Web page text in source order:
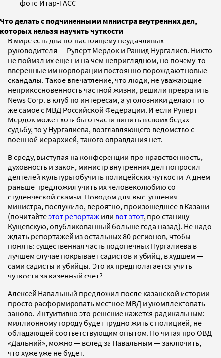
фото Итар-ТАСС
Что делать с подчиненными министра внутренних дел,
которых нельзя научить чуткости
В мире есть два по-настоящему неудачливых
руководителя — Руперт Мердок и Рашид Нургалиев. Никто
не поймал их еще ни на чем неприглядном, но почему-то
вверенные им корпорации постоянно порождают новые
скандалы. Такое впечатление, что люди, не уважающие
неприкосновенность частной жизни, решили превратить
News Corp. в клуб по интересам, а уголовники делают то
же самое с МВД Российской Федерации. И если Руперт
Мердок может хотя бы отчасти винить в своих бедах
судьбу, то у Нургалиева, возглавляющего ведомство с
военной иерархией, такого оправдания нет.
В среду, выступая на конференции про нравственность,
духовность и закон, министр внутренних дел попросил
деятелей культуры обучить полицейских чуткости. А днем
раньше предложил учить их человеколюбию со
студенческой скамьи. Поводом для выступления
министра, послужило, вероятно, произошедшее в Казани
(почитайтеэтот репортаж или вот этот, про станицу
Кущевскую, опубликованный больше года назад). Не надо
ждать репортажей из остальных 80 регионов, чтобы
понять: существенная часть подопечных Нургалиева в
лучшем случае покрывает садистов и убийц, в худшем —
сами садисты и убийцы. Это их предполагается учить
чуткости за казенный счет?
Алексей Навальный предложил после казанской истории
просто расформировать местное МВД и укомплектовать
заново. Интуитивно это решение кажется радикальным:
миллионному городу будет трудно жить с полицией, не
обладающей соответствующим опытом. Но читая про ОВД
«Дальний», можно — вслед за Навальным — заключить,
что хуже уже не будет.